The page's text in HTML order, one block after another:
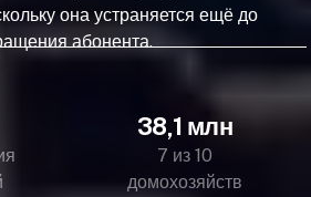
она устраняется ещё до
абонента.
38,1 млн
7 из 10
домохозяйств